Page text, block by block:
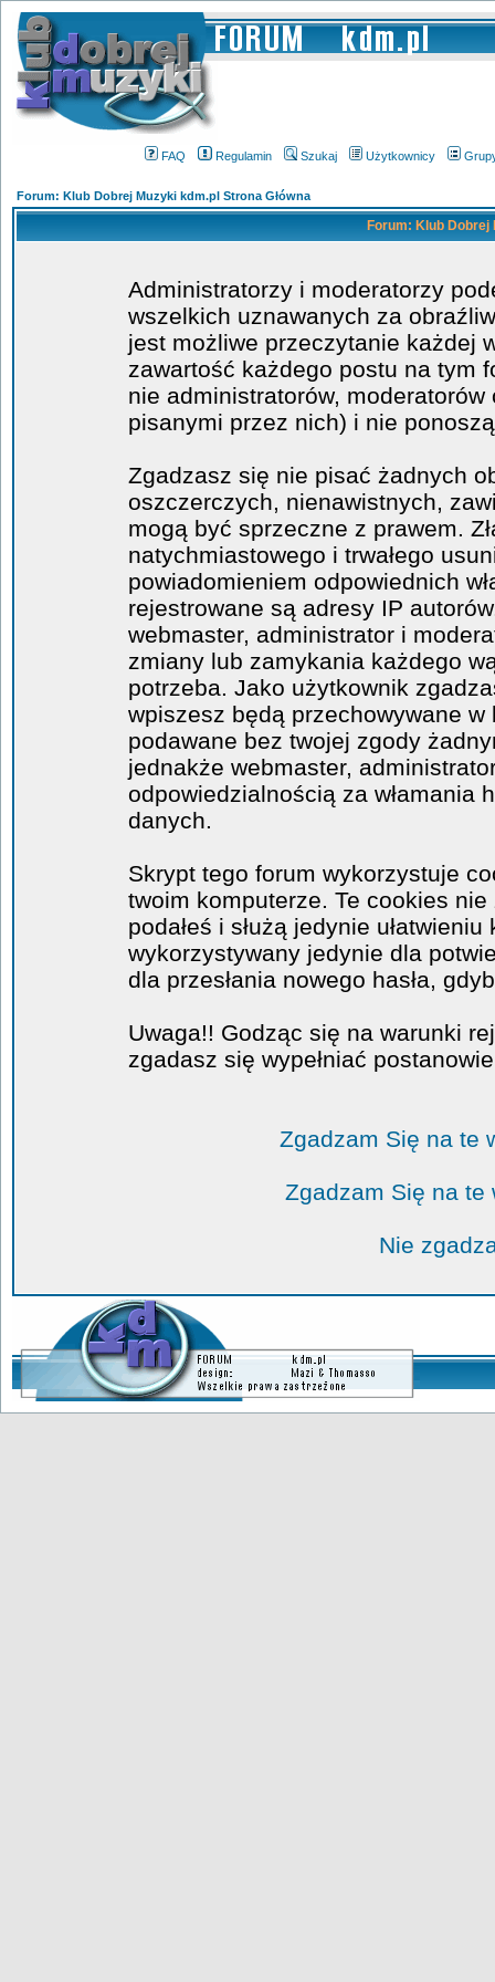
FAQ Regulamin Szukaj Użytkownicy
Forum: Klub Dobrej Muzyki kdm.pl Strona Główna
Forum: Klub
Administratorzy i moderatorzy
wszelkich uznawanych za
jest możliwe przeczytanie każdej
zawartość każdego postu na tym
nie administratorów,
pisanymi przez nich) i nie
Zgadzasz się nie pisać żadnych
oszczerczych, nienawistnych,
mogą być sprzeczne z prawem.
natychmiastowego i trwałego
powiadomieniem odpowiednich
rejestrowane są adresy IP
webmaster, administrator i
zmiany lub zamykania każdego
potrzeba. Jako użytkownik
wpiszesz będą przechowywane
podawane bez twojej zgody
jednakże webmaster,
odpowiedzialnością za włamania
danych.
Skrypt tego forum wykorzystuje
twoim komputerze. Te cookies
podałeś i służą jedynie
wykorzystywany jedynie dla
dla przesłania nowego hasła,
Uwaga!! Godząc się na warunki
zgadasz się wypełniać
Zgadzam Się na te
Zgadzam Się na
Nie